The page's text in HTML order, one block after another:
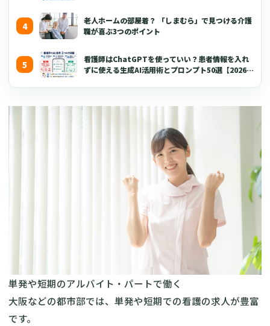
老人ホームの部屋着？ 「しまむら」で見つける介護
職が喜ぶ3つのポイント
看護師はChatGPTを使っていい？患者情報を入れ
ずに使える生成AI活用術とプロンプト50選【2026年
単発や短期のアルバイト・パートで働く
大阪などの都市部では、単発や短期での看護の求人が豊富
です。